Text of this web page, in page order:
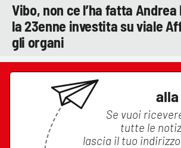
Vibo, non ce l’ha fatta
la 23enne investita su viale
gli organi
Se vuoi
tutte le
lascia il tuo